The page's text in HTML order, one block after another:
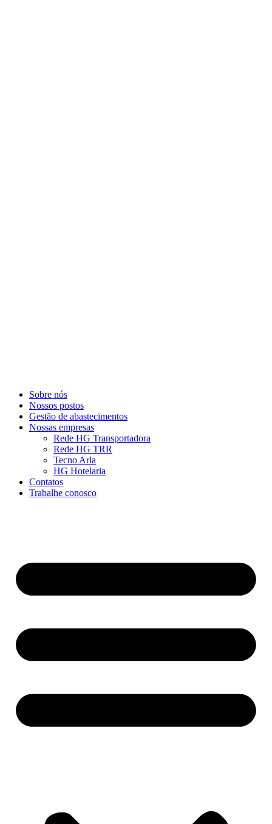
Sobre nós
Nossos postos
Gestão de abastecimentos
Nossas empresas
Rede HG Transportadora
Rede HG TRR
Tecno Arla
HG Hotelaria
Contatos
Trabalhe conosco